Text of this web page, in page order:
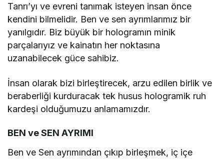
Tanrı’yı ve evreni tanımak isteyen insan önce
kendini bilmelidir. Ben ve sen ayrımlarımız bir
yanılgıdır. Biz büyük bir hologramın minik
parçalarıyız ve kainatın her noktasına
uzanabilecek güce sahibiz.
İnsan olarak bizi birleştirecek, arzu edilen birlik ve
beraberliği kurduracak tek husus hologramik ruh
kardeşi olduğumuzu anlamamızdır.
BEN ve SEN AYRIMI
Ben ve Sen ayrımından çıkıp birleşmek, iç içe